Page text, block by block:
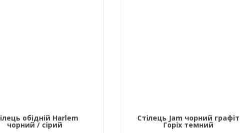
обідній Harlem
чорний / сірий
Стілець Jam чорний графiт
Горіх темний